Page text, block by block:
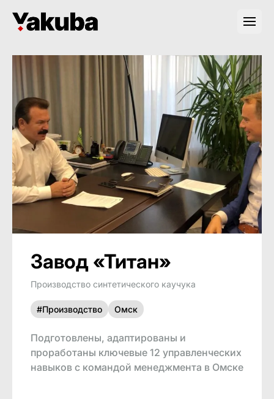
Завод «Титан»
Производство синтетического каучука
#Производство Омск
Подготовлены, адаптированы и
проработаны ключевые 12 управленческих
навыков с командой менеджмента в Омске